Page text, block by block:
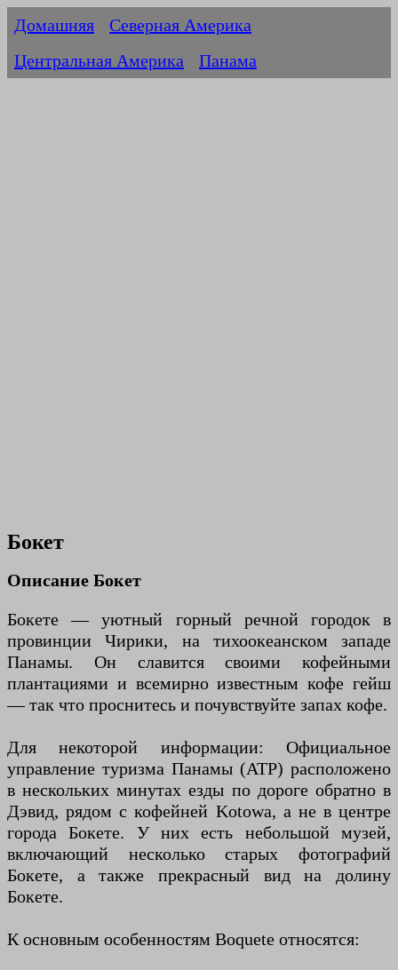
Домашняя
Северная Америка
Центральная Америка
Панама
Бокет
Описание Бокет
Бокете — уютный горный речной городок в
провинции Чирики, на тихоокеанском западе
Панамы. Он славится своими кофейными
плантациями и всемирно известным кофе гейш
— так что проснитесь и почувствуйте запах кофе.
Для некоторой информации: Официальное
управление туризма Панамы (ATP) расположено
в нескольких минутах езды по дороге обратно в
Дэвид, рядом с кофейней Kotowa, а не в центре
города Бокете. У них есть небольшой музей,
включающий несколько старых фотографий
Бокете, а также прекрасный вид на долину
Бокете.
К основным особенностям Boquete относятся: